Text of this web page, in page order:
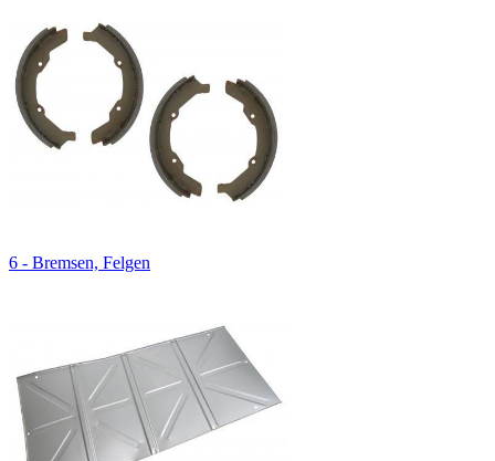
6 - Bremsen, Felgen